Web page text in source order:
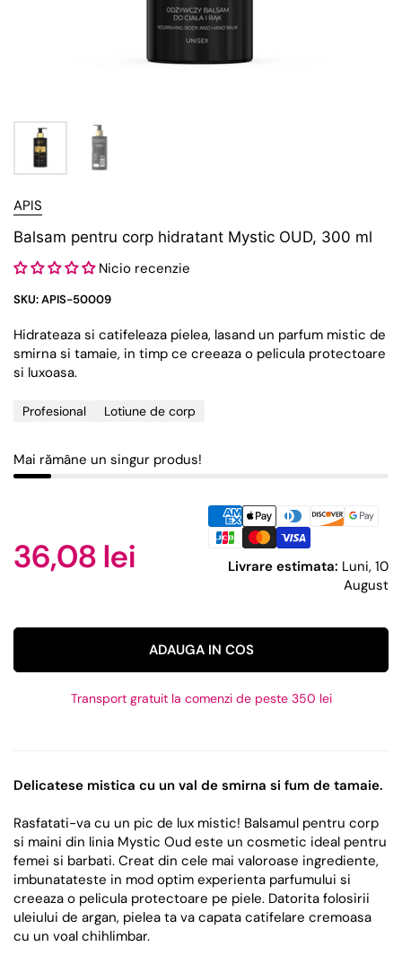
APIS
Balsam pentru corp hidratant Mystic OUD, 300 ml
Nicio recenzie
SKU: APIS-50009
Hidrateaza si catifeleaza pielea, lasand un parfum mistic de
smirna si tamaie, in timp ce creeaza o pelicula protectoare
si luxoasa.
Profesional Lotiune de corp
Mai rămâne un singur produs!
36,08 lei Livrare estimata: Luni, 10
August
ADAUGA IN COS
Transport gratuit la comenzi de peste 350 lei
Delicatese mistica cu un val de smirna si fum de tamaie.
Rasfatati-va cu un pic de lux mistic! Balsamul pentru corp
si maini din linia Mystic Oud este un cosmetic ideal pentru
femei si barbati. Creat din cele mai valoroase ingrediente,
imbunatateste in mod optim experienta parfumului si
creeaza o pelicula protectoare pe piele. Datorita folosirii
uleiului de argan, pielea ta va capata catifelare cremoasa
cu un voal chihlimbar.